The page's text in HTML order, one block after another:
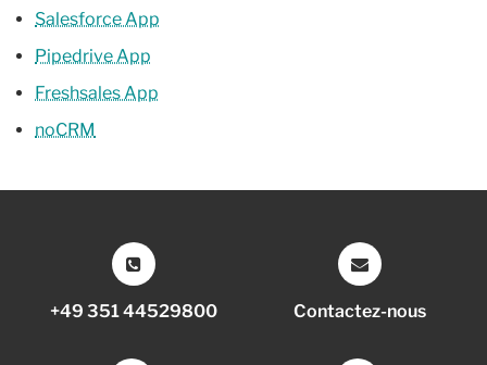
Salesforce App
Pipedrive App
Freshsales App
noCRM
+49 351 44529800 Contactez-nous